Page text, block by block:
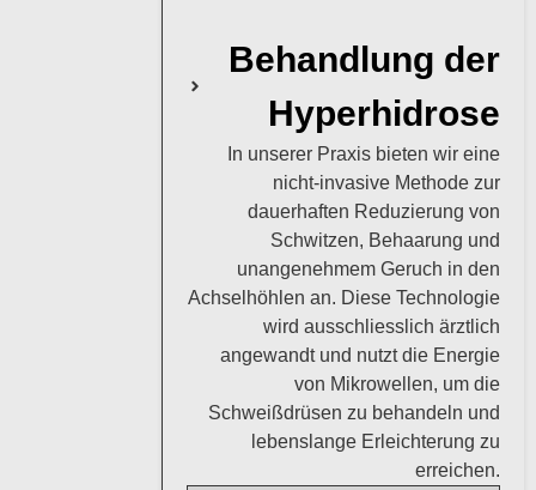
Behandlung der
Hyperhidrose
In unserer Praxis bieten wir eine
nicht-invasive Methode zur
dauerhaften Reduzierung von
Schwitzen, Behaarung und
unangenehmem Geruch in den
Achselhöhlen an. Diese Technologie
wird ausschliesslich ärztlich
angewandt und nutzt die Energie
von Mikrowellen, um die
Schweißdrüsen zu behandeln und
lebenslange Erleichterung zu
erreichen.